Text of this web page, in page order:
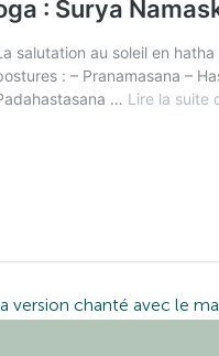
version chanté avec le